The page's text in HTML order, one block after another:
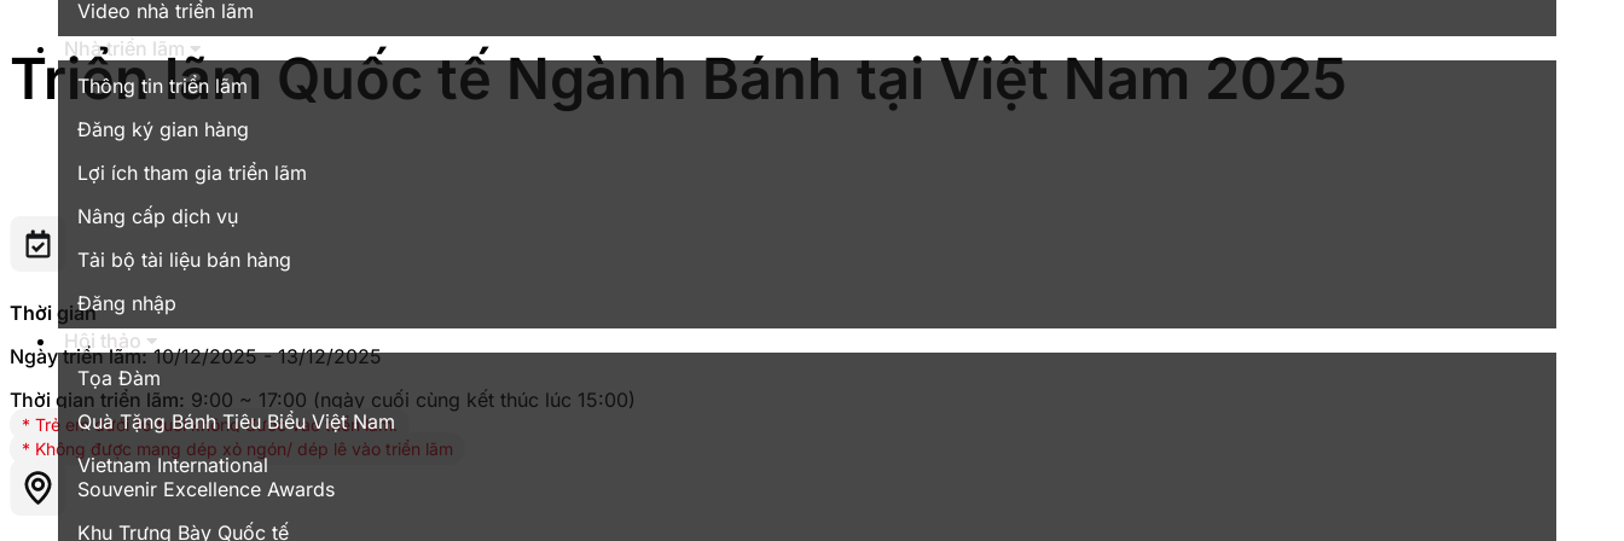
Video nhà triển lãm
Nhà triển lãm
Thông tin triển lãm
Đăng ký gian hàng
Lợi ích tham gia triển lãm
Nâng cấp dịch vụ
Tải bộ tài liệu bán hàng
Đăng nhập
Hội thảo
Tọa Đàm
Quà Tặng Bánh Tiêu Biểu Việt Nam
Vietnam International
Souvenir Excellence Awards
Khu Trưng Bày Quốc tế
Triển lãm Quốc tế Ngành Bánh tại Việt Nam 2025
Thời gian
Ngày triển lãm:10/12/2025 - 13/12/2025
Thời gian triển lãm: 9:00 ~ 17:00 (ngày cuối cùng kết thúc lúc 15:00)
* Trẻ em dưới 16 tuổi không được vào triển lãm.
* Không được mang dép xỏ ngón/ dép lê vào triển lãm